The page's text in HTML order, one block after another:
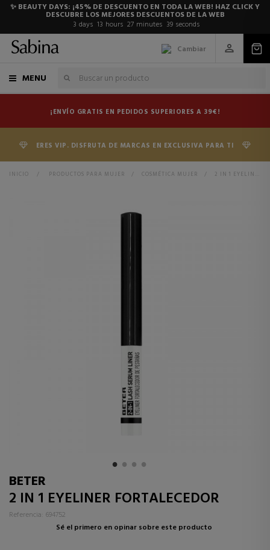
✨ BEAUTY DAYS: ¡45% DE DESCUENTO EN TODA LA WEB! HAZ CLICK Y
DESCUBRE LOS MEJORES DESCUENTOS DE LA WEB
3 days 13 hours 27 minutes 39 seconds
Cambiar
MENU
¡ENVÍO GRATIS EN PEDIDOS SUPERIORES A 39€!
ERES VIP. DISFRUTA DE MARCAS EN EXCLUSIVA PARA TI
INICIO > PRODUCTOS PARA MUJER > COSMÉTICA MUJER > 2 IN 1 EYELINER FORTALECEDOR
BETER
2 IN 1 EYELINER FORTALECEDOR
Referencia: 694752
Sé el primero en opinar sobre este producto